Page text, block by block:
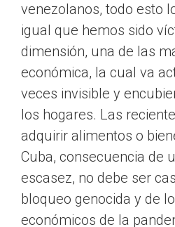
venezolanos, todo esto
igual que hemos sido
dimensión, una de las
económica, la cual va
veces invisible y
los hogares. Las
adquirir alimentos o
Cuba, consecuencia de
escasez, no debe ser
bloqueo genocida y de
económicos de la